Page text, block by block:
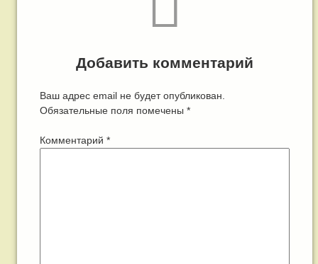
Добавить комментарий
Ваш адрес email не будет опубликован.
Обязательные поля помечены *
Комментарий *